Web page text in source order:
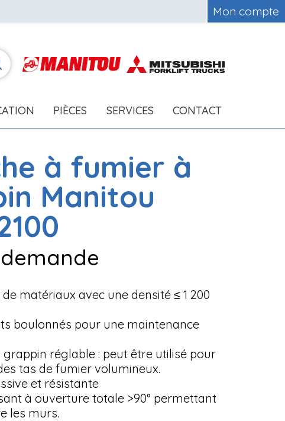
Mon compte
PIÈCES SERVICES CONTACT
à fumier à
Manitou
matériaux avec une densité ≤ 1 200
boulonnés pour une maintenance
réglable : peut être utilisé pour
tas de fumier volumineux.
et résistante
à ouverture totale >90° permettant
les murs.